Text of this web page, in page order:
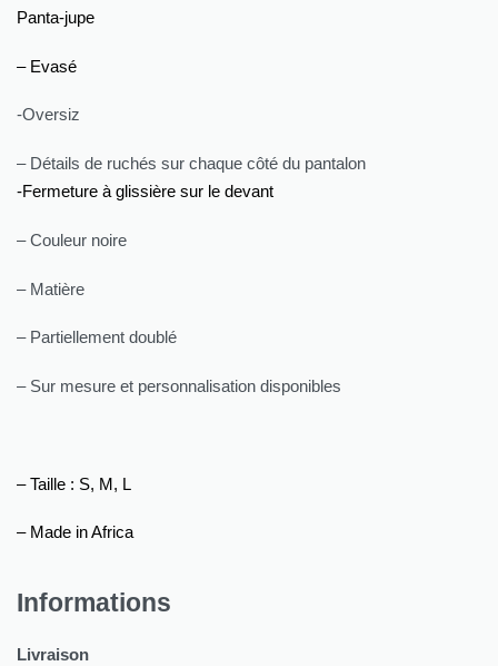
Panta-jupe
– Evasé
-Oversiz
– Détails de ruchés sur chaque côté du pantalon
-Fermeture à glissière sur le devant
– Couleur noire
– Matière
– Partiellement doublé
– Sur mesure et personnalisation disponibles
– Taille : S, M, L
– Made in Africa
Informations
Livraison